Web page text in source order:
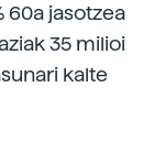
60a jasotzea
35 milioi
kalte